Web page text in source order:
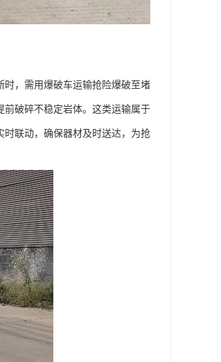
，需用爆破车运输抢险爆破至堵
破碎不稳定岩体。这类运输属于
联动，确保器材及时送达，为抢